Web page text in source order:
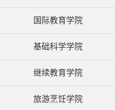
国际教育学院
基础科学学院
继续教育学院
旅游烹饪学院